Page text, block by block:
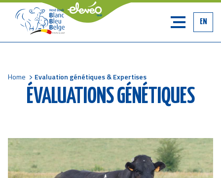
EN
Breadcrumb
Home Evaluation génétiques & Expertises
ÉVALUATIONS GÉNÉTIQUES